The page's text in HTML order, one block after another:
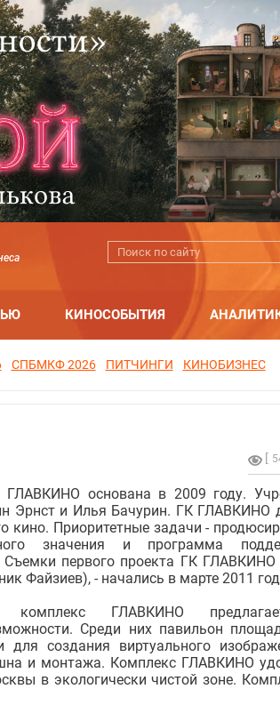
КИНОСОБЫТИЯ
СПБМКФ 2026 ПИТЧИНГИ КИНОБИЗНЕС
основана в 2009 году.
Эрнст и Илья Бачурин. ГК ГЛАВКИНО
кино. Приоритетные задачи -
значения и программа
Съемки первого проекта ГК
Файзиев), - начались в марте 2011
комплекс ГЛАВКИНО
Среди них павильон
для создания виртуального
и монтажа. Комплекс ГЛАВКИНО
в экологически чистой зоне.